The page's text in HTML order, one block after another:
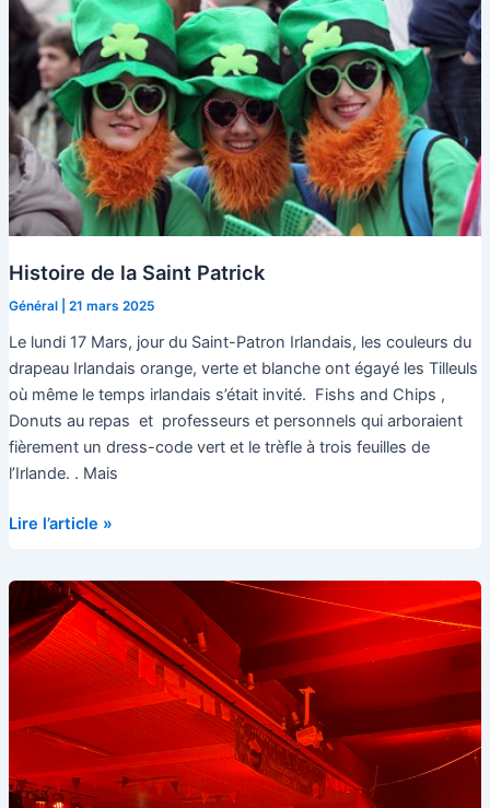
Histoire de la Saint Patrick
Général| 21 mars 2025
Le lundi 17 Mars, jour du Saint-Patron Irlandais, les couleurs du
drapeau Irlandais orange, verte et blanche ont égayé les Tilleuls
où même le temps irlandais s’était invité. Fishs and Chips ,
Donuts au repas et professeurs et personnels qui arboraient
fièrement un dress-code vert et le trèfle à trois feuilles de
l’Irlande. . Mais
Histoire
Patrick
Lire l’article »